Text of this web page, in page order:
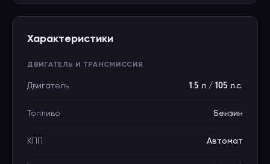
Характеристики
ДВИГАТЕЛЬ И ТРАНСМИССИЯ
Двигатель 1.5 л / 105 л.с.
Топливо Бензин
КПП Автомат